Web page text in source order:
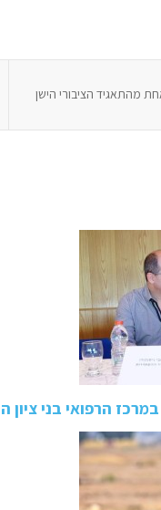
מהתאגיד הציבורי הישן
הרפואי בני